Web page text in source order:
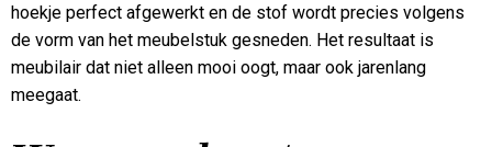
hoekje perfect afgewerkt en de stof wordt precies volgens
de vorm van het meubelstuk gesneden. Het resultaat is
meubilair dat niet alleen mooi oogt, maar ook jarenlang
meegaat.